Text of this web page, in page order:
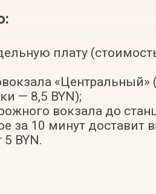
плату
— 8,5 BYN);
вокзала до
за 10 минут доставит
BYN.